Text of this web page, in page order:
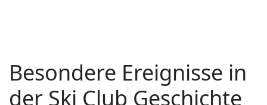
Besondere Ereignisse in
der Ski Club Geschichte